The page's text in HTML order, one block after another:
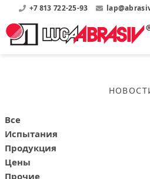
+7 813 722-25-93
бакелитовой связке
Круги отрезные
Каталоги
Контакты
Войти
Все
Испытания
Продукция
Цены
Прочие